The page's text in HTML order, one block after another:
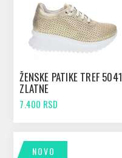
ŽENSKE PATIKE TREF 5041
ZLATNE
7.400 RSD
NOVO